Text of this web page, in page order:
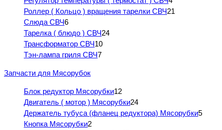
Роллер ( Кольцо ) вращения тарелки СВЧ21
Слюда СВЧ6
Тарелка ( блюдо ) СВЧ24
Трансформатор СВЧ10
Тэн-лампа гриля СВЧ7
Запчасти для Мясорубок
Блок редуктор Мясорубки12
Двигатель ( мотор ) Мясорубки24
Держатель тубуса (фланец редуктора) Мясорубки5
Кнопка Мясорубки2